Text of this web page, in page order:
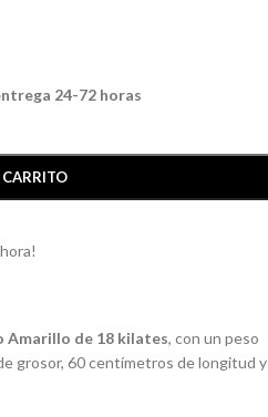
24-72 horas
Amarillo de 18 kilates, con un peso
grosor, 60 centímetros de longitud y